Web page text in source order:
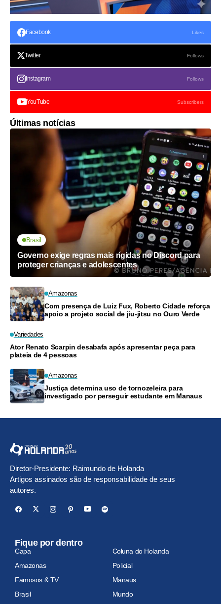
Facebook Likes
Twitter Follows
Instagram Follows
YouTube Subscribers
Últimas notícias
Brasil
Governo exige regras mais rígidas no Discord para
proteger crianças e adolescentes
Amazonas
Com presença de Luiz Fux, Roberto Cidade reforça
apoio a projeto social de jiu-jitsu no Ouro Verde
Variedades
Ator Renato Scarpin desabafa após apresentar peça para
plateia de 4 pessoas
Amazonas
Justiça determina uso de tornozeleira para
investigado por perseguir estudante em Manaus
Diretor-Presidente: Raimundo de Holanda
Artigos assinados são de responsabilidade de seus
autores.
Fique por dentro
Capa
Coluna do Holanda
Amazonas
Policial
Famosos & TV
Manaus
Brasil
Mundo